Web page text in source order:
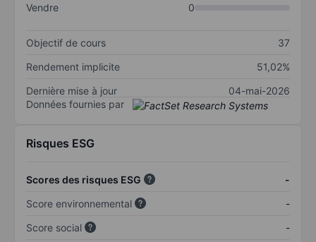
Vendre
0
Objectif de cours
37
Rendement implicite
51,02%
Dernière mise à jour
04-mai-2026
Données fournies par
Risques ESG
Scores des risques ESG
-
Score environnemental
-
Score social
-